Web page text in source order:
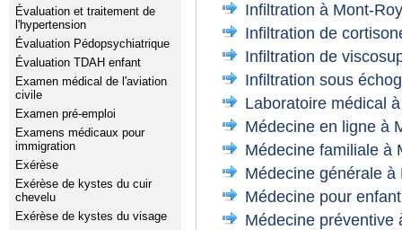
Évaluation et traitement de
l'hypertension
Évaluation Pédopsychiatrique
Évaluation TDAH enfant
Examen médical de l'aviation
civile
Examen pré-emploi
Examens médicaux pour
immigration
Exérèse
Exérèse de kystes du cuir
chevelu
Exérèse de kystes du visage
Infiltration à Mont-
Infiltration de
Infiltration de
Infiltration sous
Laboratoire médical
Médecine en ligne à
Médecine familiale à
Médecine générale à
Médecine pour
Médecine préventive